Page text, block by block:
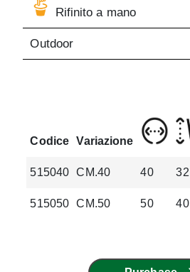
Rifinito a mano
Outdoor
Codice Variazione
515040 CM.40 40 32
515050 CM.50 50 40